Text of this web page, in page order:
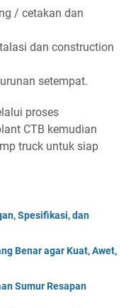
/ cetakan dan
dan construction
setempat.
proses
CTB kemudian
truck untuk siap
Spesifikasi, dan
Benar agar Kuat, Awet,
Sumur Resapan